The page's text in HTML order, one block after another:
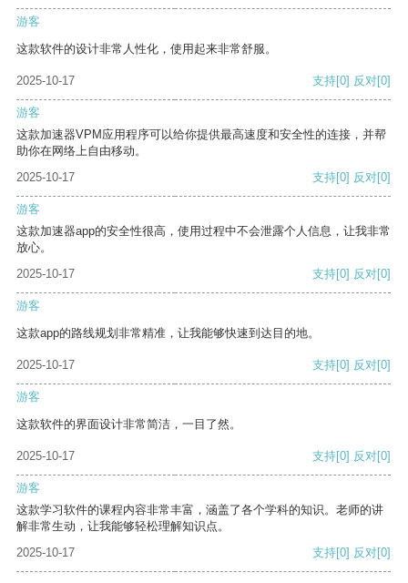
游客
这款软件的设计非常人性化，使用起来非常舒服。
2025-10-17 支持[0] 反对[0]
游客
这款加速器VPM应用程序可以给你提供最高速度和安全性的连接，并帮
助你在网络上自由移动。
2025-10-17
支持[0] 反对[0]
游客
这款加速器app的安全性很高，使用过程中不会泄露个人信息，让我非常
放心。
2025-10-17
支持[0] 反对[0]
游客
这款app的路线规划非常精准，让我能够快速到达目的地。
2025-10-17 支持[0] 反对[0]
游客
这款软件的界面设计非常简洁，一目了然。
2025-10-17 支持[0] 反对[0]
游客
这款学习软件的课程内容非常丰富，涵盖了各个学科的知识。老师的讲
解非常生动，让我能够轻松理解知识点。
2025-10-17
支持[0] 反对[0]